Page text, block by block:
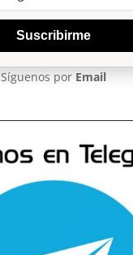
Suscribirme
Síguenos por Email